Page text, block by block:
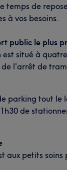
temps de
à vos besoins.
public le plus
est situé à
de l'arrêt de
parking tout le
de
aux petits soins